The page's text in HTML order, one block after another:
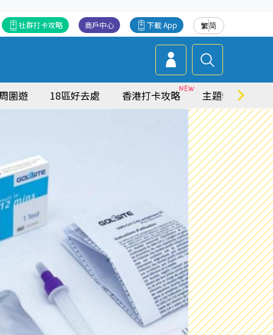
繁简
下載 App
商戶中心
社群打卡攻略
圍遊 18區好去處 香港打卡攻略 主題特集